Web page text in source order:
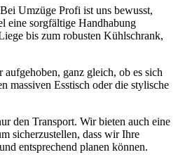
Bei Umzüge Profi ist uns bewusst,
eine sorgfältige Handhabung
bis zum robusten Kühlschrank,
ganz gleich, ob es sich
massiven Esstisch oder die stylische
den Transport. Wir bieten auch eine
sicherzustellen, dass wir Ihre
entsprechend planen können.